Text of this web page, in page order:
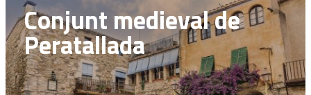
Conjunt medieval de
Peratallada